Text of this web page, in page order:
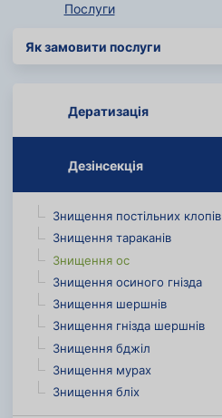
Послуги
Дератизація
Дезінсекція
Знищення постільних клопів
Знищення тараканів
Знищення ос
Знищення осиного гнізда
Знищення шершнів
Знищення гнізда шершнів
Знищення бджіл
Знищення мурах
Знищення бліх
Як замовити послуги